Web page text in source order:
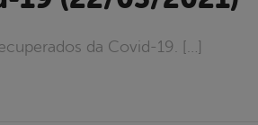
da Covid-19. […]